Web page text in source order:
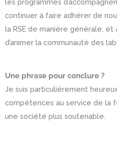
les programmes
continuer à faire adhérer de
la RSE de manière générale, et
d’animer la communauté des
Une phrase pour conclure ?
Je suis particulièrement
compétences au service de la
une société plus soutenable.